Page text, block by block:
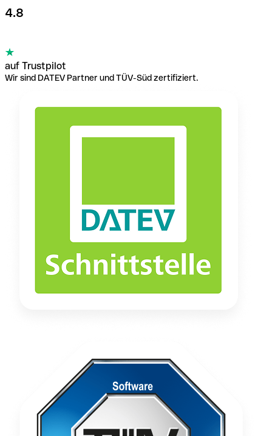
4.8
auf Trustpilot
Wir sind DATEV Partner und TÜV-Süd zertifiziert.